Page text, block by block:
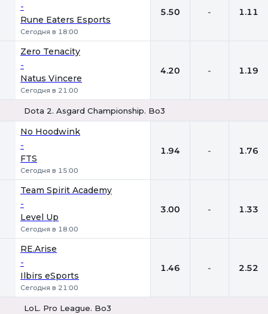
-
Rune Eaters Esports
Сегодня в 18:00
5.50 - 1.11
Zero Tenacity
-
Natus Vincere
Сегодня в 21:00
4.20 - 1.19
Dota 2. Asgard Championship. Bo3
No Hoodwink
-
FTS
Сегодня в 15:00
1.94 - 1.76
Team Spirit Academy
-
Level Up
Сегодня в 18:00
3.00 - 1.33
RE.Arise
-
Ilbirs eSports
Сегодня в 21:00
1.46 - 2.52
LoL. Pro League. Bo3